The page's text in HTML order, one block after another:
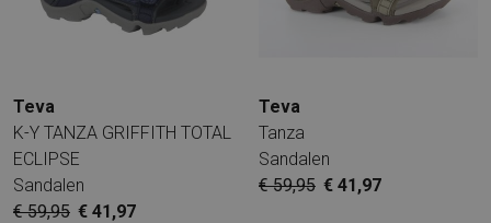
Teva
K-Y TANZA GRIFFITH TOTAL
ECLIPSE
Sandalen
€ 59,95 € 41,97
Teva
Tanza
Sandalen
€ 59,95 € 41,97